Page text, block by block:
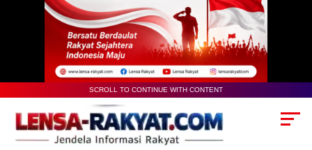
SCROLL TO CONTINUE WITH CONTENT